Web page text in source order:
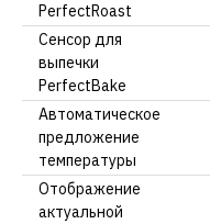
PerfectRoast
Сенсор для
выпечки
PerfectBake
Автоматическое
предложение
температуры
Отображение
актуальной